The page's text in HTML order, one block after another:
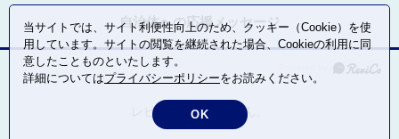
自治体への応援メッセージ
レビューはありません。
当サイトでは、サイト利便性向上のため、クッキー（Cookie）を使
用しています。サイトの閲覧を継続された場合、Cookieの利用に同
意したことものといたします。
詳細についてはプライバシーポリシーをお読みください。
OK